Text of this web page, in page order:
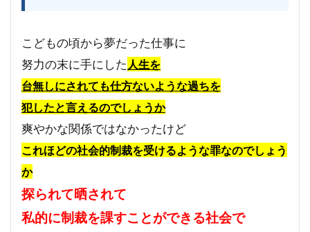
こどもの頃から夢だった仕事に
努力の末に手にした 人生を
台無しにされても仕方ないような過ちを
犯したと言えるのでしょうか
爽やかな関係ではなかったけど
これほどの社会的制裁を受けるような罪なのでしょう
か
探られて晒されて
私的に制裁を課すことができる社会で